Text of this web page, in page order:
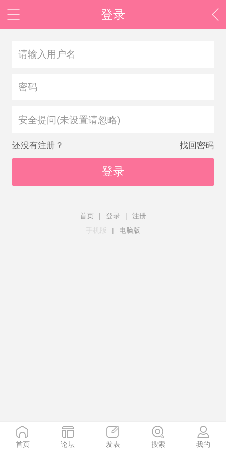
登录
安全提问(未设置请忽略)
还没有注册？ 找回密码
登录
首页 | 登录 |
注册
手机版
| 电脑版
首页 论坛 发表 搜索 我的